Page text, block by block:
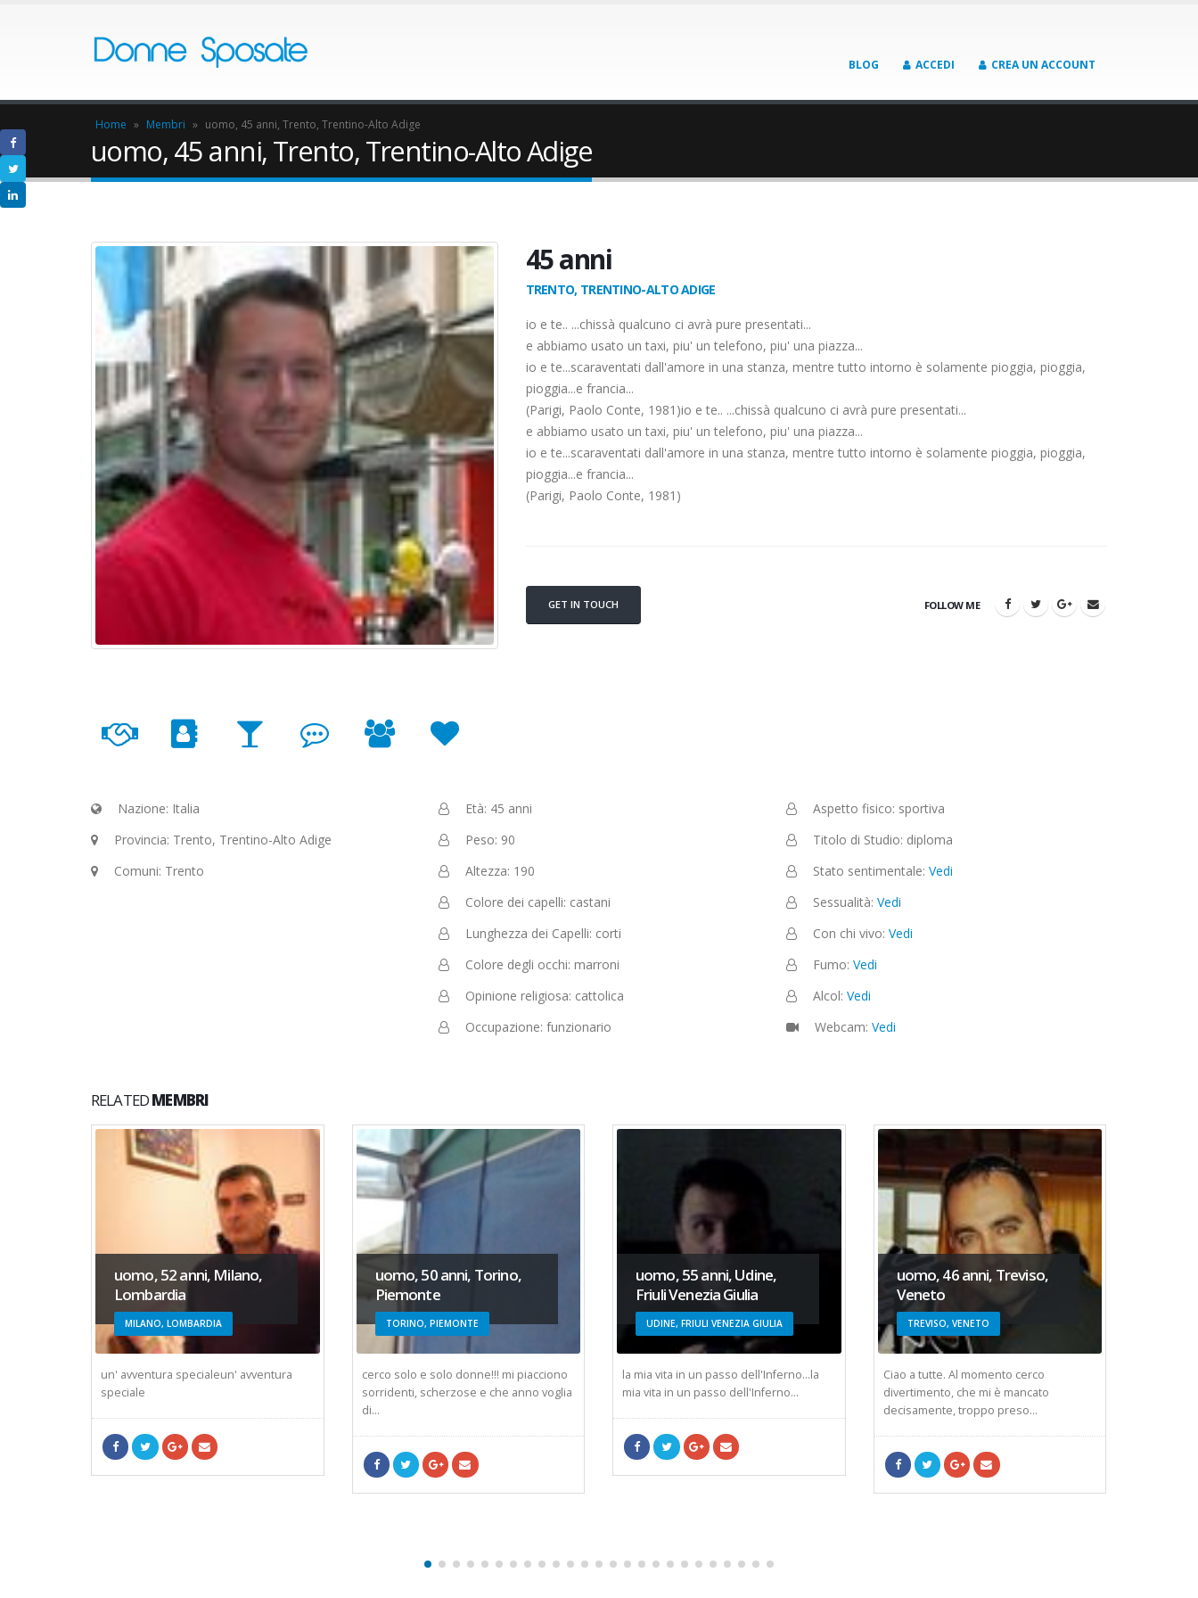
BLOG ACCEDI CREA UN ACCOUNT
Home » Membri » uomo, 45 anni, Trento, Trentino-Alto Adige
uomo, 45 anni, Trento, Trentino-Alto Adige
45 anni
TRENTO, TRENTINO-ALTO ADIGE
io e te.. ...chissà qualcuno ci avrà pure presentati...
e abbiamo usato un taxi, piu' un telefono, piu' una piazza...
io e te...scaraventati dall'amore in una stanza, mentre tutto intorno è solamente pioggia, pioggia,
pioggia...e francia...
(Parigi, Paolo Conte, 1981)io e te.. ...chissà qualcuno ci avrà pure presentati...
e abbiamo usato un taxi, piu' un telefono, piu' una piazza...
io e te...scaraventati dall'amore in una stanza, mentre tutto intorno è solamente pioggia, pioggia,
pioggia...e francia...
(Parigi, Paolo Conte, 1981)
GET IN TOUCH FOLLOW ME
Nazione: Italia
Provincia: Trento, Trentino-Alto Adige
Comuni: Trento
Età: 45 anni
Peso: 90
Altezza: 190
Colore dei capelli: castani
Lunghezza dei Capelli: corti
Colore degli occhi: marroni
Opinione religiosa: cattolica
Occupazione: funzionario
Aspetto fisico: sportiva
Titolo di Studio: diploma
Stato sentimentale: Vedi
Sessualità: Vedi
Con chi vivo: Vedi
Fumo: Vedi
Alcol: Vedi
Webcam: Vedi
RELATEDMEMBRI
uomo, 52 anni, Milano,
Lombardia
MILANO, LOMBARDIA
un' avventura specialeun' avventura
speciale
uomo, 50 anni, Torino,
Piemonte
TORINO, PIEMONTE
cerco solo e solo donne!!! mi piacciono
sorridenti, scherzose e che anno voglia
di...
uomo, 55 anni, Udine,
Friuli Venezia Giulia
UDINE, FRIULI VENEZIA GIULIA
la mia vita in un passo dell'Inferno...la
mia vita in un passo dell'Inferno...
uomo, 46 anni, Treviso,
Veneto
TREVISO, VENETO
Ciao a tutte. Al momento cerco
divertimento, che mi è mancato
decisamente, troppo preso...